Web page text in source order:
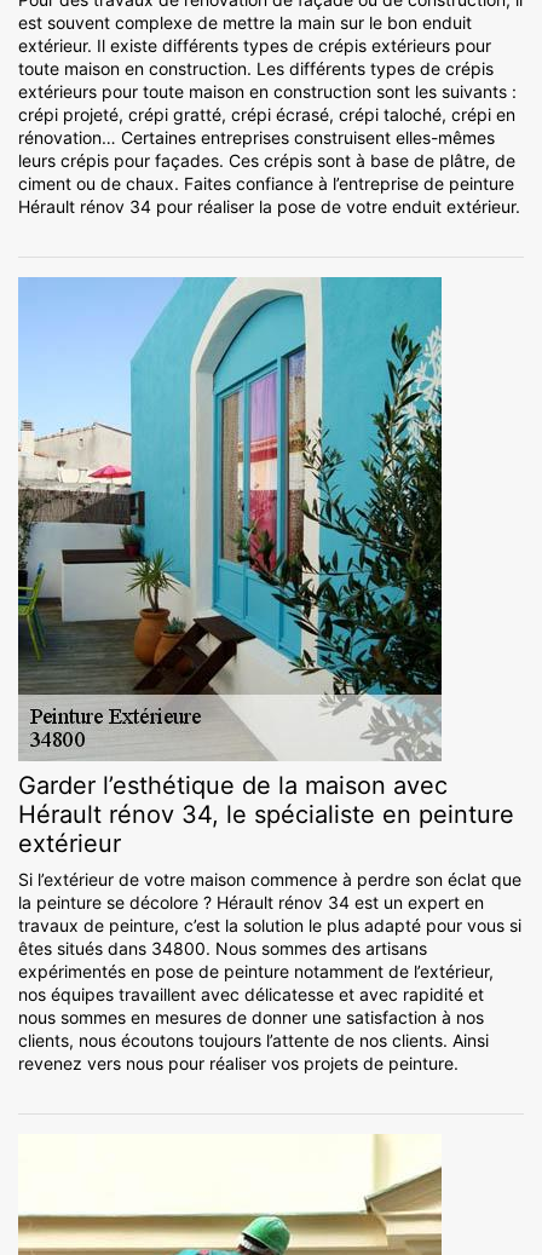
est souvent complexe de mettre la main sur le bon enduit
extérieur. Il existe différents types de crépis extérieurs pour
toute maison en construction. Les différents types de crépis
extérieurs pour toute maison en construction sont les suivants :
crépi projeté, crépi gratté, crépi écrasé, crépi taloché, crépi en
rénovation… Certaines entreprises construisent elles-mêmes
leurs crépis pour façades. Ces crépis sont à base de plâtre, de
ciment ou de chaux. Faites confiance à l’entreprise de peinture
Hérault rénov 34 pour réaliser la pose de votre enduit extérieur.
Garder l’esthétique de la maison avec
Hérault rénov 34, le spécialiste en peinture
extérieur
Si l’extérieur de votre maison commence à perdre son éclat que
la peinture se décolore ? Hérault rénov 34 est un expert en
travaux de peinture, c’est la solution le plus adapté pour vous si
êtes situés dans 34800. Nous sommes des artisans
expérimentés en pose de peinture notamment de l’extérieur,
nos équipes travaillent avec délicatesse et avec rapidité et
nous sommes en mesures de donner une satisfaction à nos
clients, nous écoutons toujours l’attente de nos clients. Ainsi
revenez vers nous pour réaliser vos projets de peinture.